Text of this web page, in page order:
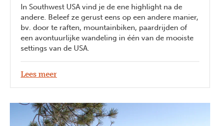
In Southwest USA vind je de ene highlight na de
andere. Beleef ze gerust eens op een andere manier,
bv. door te raften, mountainbiken, paardrijden of
een avontuurlijke wandeling in één van de mooiste
settings van de USA.
Lees meer